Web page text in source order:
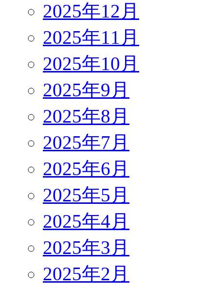
2025年12月
2025年11月
2025年10月
2025年9月
2025年8月
2025年7月
2025年6月
2025年5月
2025年4月
2025年3月
2025年2月